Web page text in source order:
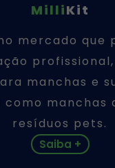
MilliKit
mercado que
manchas e
como manchas
resíduos pets.
Saiba +